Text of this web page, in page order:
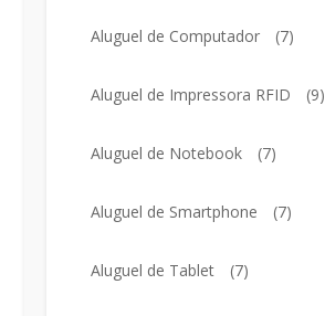
Aluguel de Computador (7)
Aluguel de Impressora RFID (9)
Aluguel de Notebook (7)
Aluguel de Smartphone (7)
Aluguel de Tablet (7)